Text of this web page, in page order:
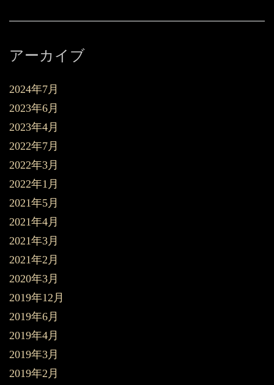
アーカイブ
2024年7月
2023年6月
2023年4月
2022年7月
2022年3月
2022年1月
2021年5月
2021年4月
2021年3月
2021年2月
2020年3月
2019年12月
2019年6月
2019年4月
2019年3月
2019年2月